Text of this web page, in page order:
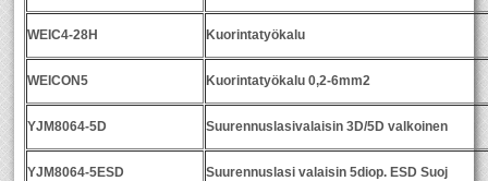
WEIC4-28H Kuorintatyökalu
WEICON5 Kuorintatyökalu 0,2-6mm2
YJM8064-5D Suurennuslasivalaisin 3D/5D valkoinen
YJM8064-5ESD Suurennuslasi valaisin 5diop. ESD Suoj